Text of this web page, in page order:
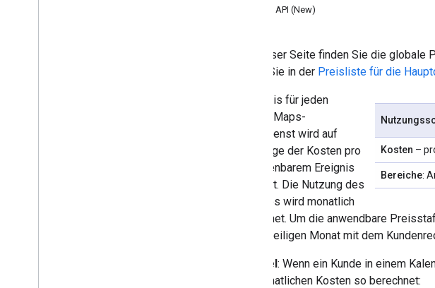
Places API (New)
Auf dieser Seite finden Sie die
finden Sie in der Preisliste für die
Kosten –
Bereiche:
Der Preis für jeden
Google Maps-
Hauptdienst wird auf
Grundlage der Kosten pro
abrechenbarem Ereignis
ermittelt. Die Nutzung des
Dienstes wird monatlich
berechnet. Um die anwendbare
den jeweiligen Monat mit dem
Beispiel: Wenn ein Kunde in einem
die monatlichen Kosten so berechnet: